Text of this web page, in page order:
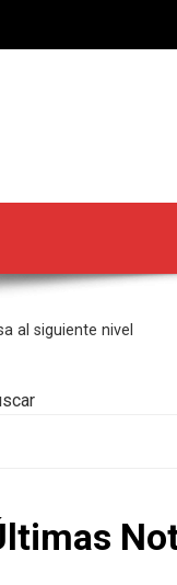
al siguiente nivel